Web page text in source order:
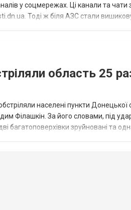
у соцмережах. Ці канали та чати
Тоді ж біля АЗС стали
область 25
населені пункти
Філашкін. За його словами, під
багатоповерхівки зруйновані та